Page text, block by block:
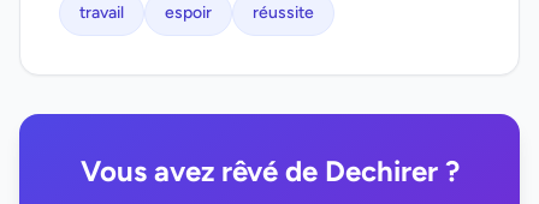
travail espoir réussite
Vous avez rêvé de Dechirer ?